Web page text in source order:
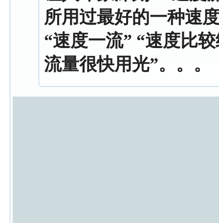
所用过最好的一种速
“速度一流” “速度比
流量很快用光”。。。